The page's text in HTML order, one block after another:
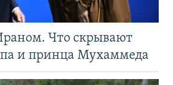
Что скрывают
и принца Мухаммеда